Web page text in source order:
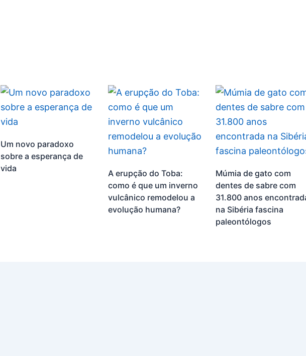
Um novo paradoxo
sobre a esperança de
vida
A erupção do Toba:
como é que um inverno
vulcânico remodelou a
evolução humana?
Múmia de gato com
dentes de sabre com
31.800 anos
na Sibéria fascina
paleontólogos